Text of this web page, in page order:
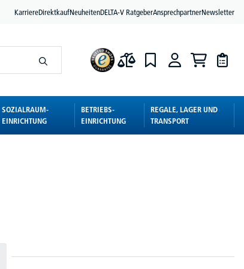
KarriereDirektkaufNeuheitenDELTA-V RatgeberAnsprechpartnerNewsletter
SOZIALRAUM-
EINRICHTUNG
BETRIEBS-
EINRICHTUNG
REGALE, LAGER UND
TRANSPORT